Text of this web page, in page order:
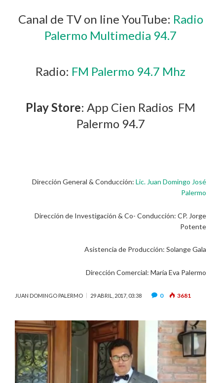
Canal de TV on line YouTube: Radio
Palermo Multimedia 94.7
Radio: FM Palermo 94.7 Mhz
Play Store: App Cien Radios FM
Palermo 94.7
Dirección General & Conducción: Lic. Juan Domingo José
Palermo
Dirección de Investigación & Co- Conducción: CP. Jorge
Potente
Asistencia de Producción: Solange Gala
Dirección Comercial: María Eva Palermo
JUAN DOMINGO PALERMO 29 ABRIL, 2017, 03:38 0 3681